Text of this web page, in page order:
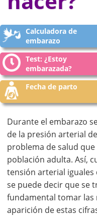
Calculadora de
embarazo
Test: ¿Estoy
embarazada?
Fecha de parto
Durante el embarazo
de la presión arterial
problema de salud
población adulta. Así,
tensión arterial iguales
se puede decir que se
fundamental tomar las
aparición de estas